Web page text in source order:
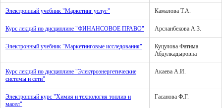
Электронный учебник "Маркетинг услуг" Камалова Т.А.
Курс лекций по дисциплине "ФИНАНСОВОЕ ПРАВО" Арсланбекова А.З.
Электронный учебник "Маркетинговые исследования"
Куцулова Фатима
Абдулкадыровна
Курс лекций по дисциплине "Электроэнергетические
системы и сети"
Акаева А.И.
Электронный курс "Химия и технология топлив и
масел"
Гасанова Ф.Г.